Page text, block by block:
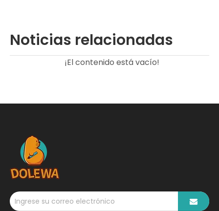
Noticias relacionadas
¡El contenido está vacío!